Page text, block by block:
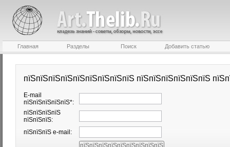
Главная Разделы Поиск Добавить статью
пїЅпїЅпїЅпїЅпїЅпїЅпїЅпїЅпїЅ пїЅпїЅпїЅпїЅпїЅпїЅ
E-mail
пїЅпїЅпїЅпїЅпїЅ*:
пїЅпїЅпїЅпїЅ
пїЅпїЅпїЅ:
пїЅпїЅпїЅ e-mail: